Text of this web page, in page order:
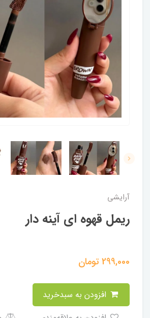
آرایشی
ریمل قهوه ای آینه دار
299,000تومان